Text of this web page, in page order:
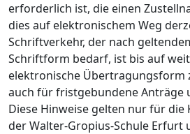
erforderlich ist, die einen
dies auf elektronischem Weg
Schriftverkehr, der nach
Schriftform bedarf, ist bis auf
elektronische Übertragungsform
auch für fristgebundene Anträge
Diese Hinweise gelten nur für
der Walter-Gropius-Schule Erfurt